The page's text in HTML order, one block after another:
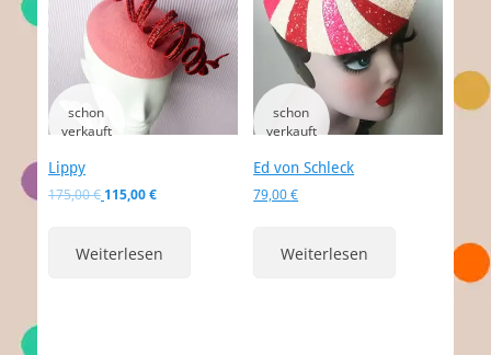
Lippy
175,00€ Ursprünglicher
175,00 €
115,00€Aktueller
115,00 €.
Weiterlesen
Ed von Schleck
79,00€
Weiterlesen